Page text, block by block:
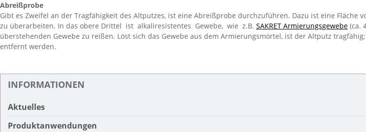
Abreißprobe
Gibt es Zweifel an der Tragfähigkeit des Altputzes, ist eine Abreißprobe durchzuführen. Dazu ist eine Fläche
zu überarbeiten. In das obere Drittel ist alkaliresistentes Gewebe, wie z.B. SAKRET Armierungsgewebe (ca.
überstehenden Gewebe zu reißen. Löst sich das Gewebe aus dem Armierungsmörtel, ist der Altputz
entfernt werden.
INFORMATIONEN
Aktuelles
Produktanwendungen